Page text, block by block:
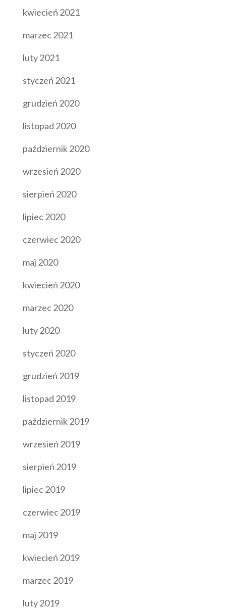
kwiecień 2021
marzec 2021
luty 2021
styczeń 2021
grudzień 2020
listopad 2020
październik 2020
wrzesień 2020
sierpień 2020
lipiec 2020
czerwiec 2020
maj 2020
kwiecień 2020
marzec 2020
luty 2020
styczeń 2020
grudzień 2019
listopad 2019
październik 2019
wrzesień 2019
sierpień 2019
lipiec 2019
czerwiec 2019
maj 2019
kwiecień 2019
marzec 2019
luty 2019